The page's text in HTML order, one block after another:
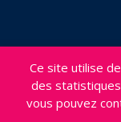
Ce site utilise
des
vous pouvez